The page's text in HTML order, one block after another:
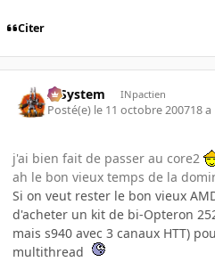
Citer
X-System INpactien
Posté(e) le 11 octobre 200718 a
j'ai bien fait de passer au core2
ah le bon vieux temps de la
Si on veut rester le bon vieux
d'acheter un kit de bi-Opteron
mais s940 avec 3 canaux HTT)
multithread